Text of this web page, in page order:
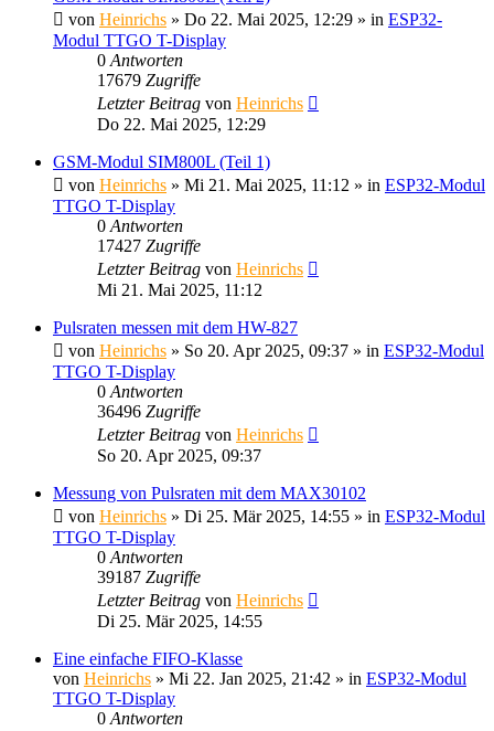
von Heinrichs » Do 22. Mai 2025, 12:29 » in ESP32-
Modul TTGO T-Display
0 Antworten
17679 Zugriffe
Letzter Beitrag von Heinrichs
Do 22. Mai 2025, 12:29
GSM-Modul SIM800L (Teil 1)
von Heinrichs » Mi 21. Mai 2025, 11:12 » in ESP32-Modul
TTGO T-Display
0 Antworten
17427 Zugriffe
Letzter Beitrag von Heinrichs
Mi 21. Mai 2025, 11:12
Pulsraten messen mit dem HW-827
von Heinrichs » So 20. Apr 2025, 09:37 » in ESP32-Modul
TTGO T-Display
0 Antworten
36496 Zugriffe
Letzter Beitrag von Heinrichs
So 20. Apr 2025, 09:37
Messung von Pulsraten mit dem MAX30102
von Heinrichs » Di 25. Mär 2025, 14:55 » in ESP32-Modul
TTGO T-Display
0 Antworten
39187 Zugriffe
Letzter Beitrag von Heinrichs
Di 25. Mär 2025, 14:55
Eine einfache FIFO-Klasse
von Heinrichs » Mi 22. Jan 2025, 21:42 » in ESP32-Modul
TTGO T-Display
0 Antworten